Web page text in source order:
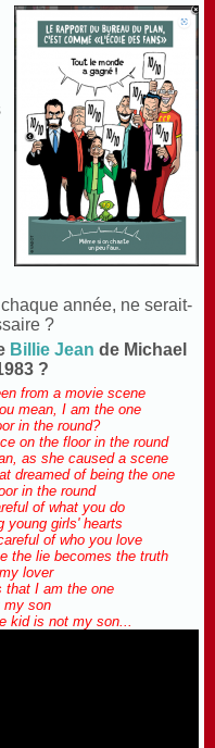
année, ne serait-
?
Billie Jean de Michael
?
from a movie scene
mean, I am the one
in the round?
on the floor in the round
as she caused a scene
dreamed of being the one
in the round
of what you do
young girls' hearts
of who you love
the lie becomes the truth
lover
that I am the one
my son
kid is not my son...